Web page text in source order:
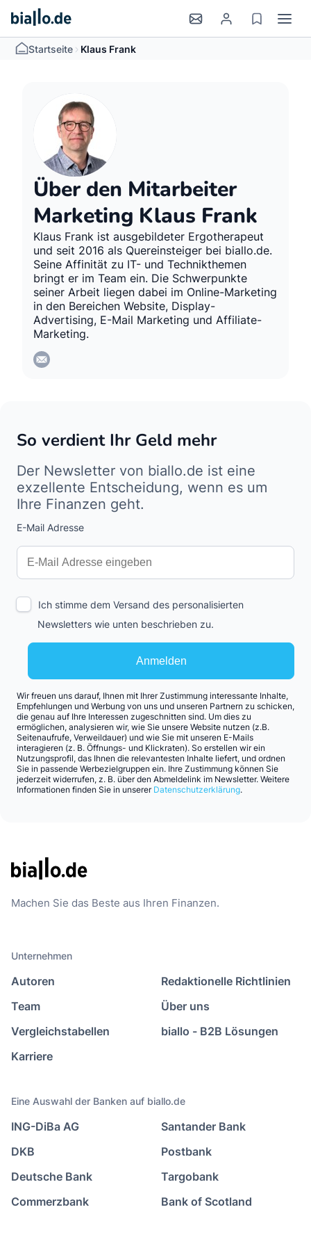
Startseite > Klaus Frank
Über den Mitarbeiter
Marketing Klaus Frank
Klaus Frank ist ausgebildeter Ergotherapeut
und seit 2016 als Quereinsteiger bei biallo.de.
Seine Affinität zu IT- und Technikthemen
bringt er im Team ein. Die Schwerpunkte
seiner Arbeit liegen dabei im Online-Marketing
in den Bereichen Website, Display-
Advertising, E-Mail Marketing und Affiliate-
Marketing.
So verdient Ihr Geld mehr
Der Newsletter von biallo.de ist eine
exzellente Entscheidung, wenn es um
Ihre Finanzen geht.
E-Mail Adresse
Interests
Amount
Anmelden
Ich stimme dem Versand des personalisierten
Newsletters wie unten beschrieben zu.
Wir freuen uns darauf, Ihnen mit Ihrer Zustimmung interessante Inhalte,
Empfehlungen und Werbung von uns und unseren Partnern zu schicken,
die genau auf Ihre Interessen zugeschnitten sind. Um dies zu
ermöglichen, analysieren wir, wie Sie unsere Website nutzen (z.B.
Seitenaufrufe, Verweildauer) und wie Sie mit unseren E-Mails
interagieren (z. B. Öffnungs- und Klickraten). So erstellen wir ein
Nutzungsprofil, das Ihnen die relevantesten Inhalte liefert, und ordnen
Sie in passende Werbezielgruppen ein. Ihre Zustimmung können Sie
jederzeit widerrufen, z. B. über den Abmeldelink im Newsletter. Weitere
Informationen finden Sie in unserer Datenschutzerklärung.
Machen Sie das Beste aus Ihren Finanzen.
Unternehmen
Autoren
Team
Vergleichstabellen
Karriere
Redaktionelle Richtlinien
Über uns
biallo - B2B Lösungen
Eine Auswahl der Banken auf biallo.de
ING-DiBa AG
DKB
Deutsche Bank
Commerzbank
Santander Bank
Postbank
Targobank
Bank of Scotland